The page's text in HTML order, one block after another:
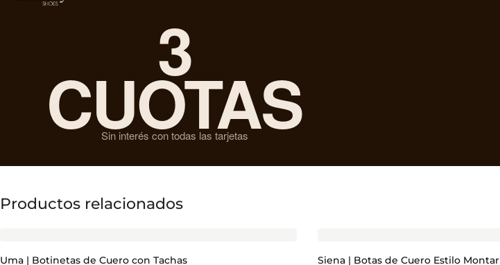
3
CUOTAS
Sin interés con todas las tarjetas
Productos relacionados
Uma | Botinetas de Cuero con Tachas Siena | Botas de Cuero Estilo Montar